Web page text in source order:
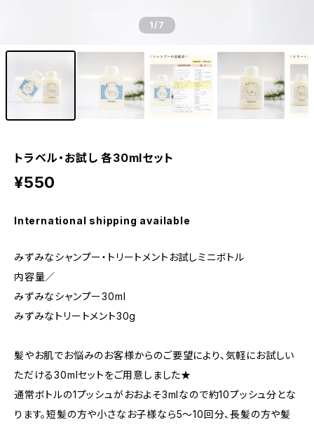
1/7
トラベル・お試し 各30mlセット
¥550
International shipping available
みずみなシャンプー・トリートメントお試しミニボトル
内容量／
みずみなシャンプー30ml
みずみなトリートメント30g
髪やお肌でお悩みのお客様からのご要望により、気軽にお試しい
ただける30mlセットをご用意しました★
通常ボトルの1プッシュがおおよそ3mlなので約10プッシュ分とな
ります。短髪の方や小さなお子様なら5～10回分、長髪の方や髪